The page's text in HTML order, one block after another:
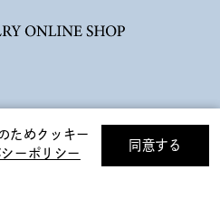
絞り込んで検索する
ためクッキー
ーポリシー
同意する